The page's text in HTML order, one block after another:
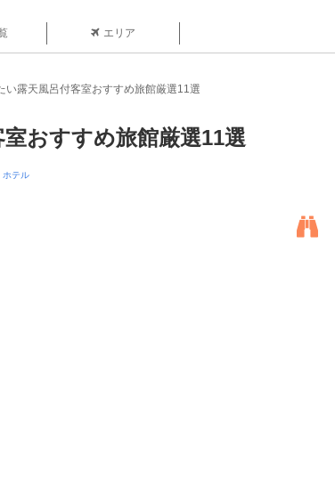
エリア
い露天風呂付客室おすすめ旅館厳選11選
おすすめ旅館厳選11選
ホテル